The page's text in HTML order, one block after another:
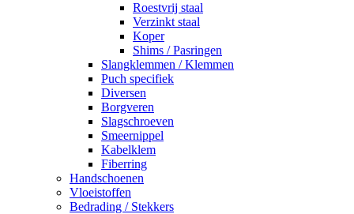
Roestvrij staal
Verzinkt staal
Koper
Shims / Pasringen
Slangklemmen / Klemmen
Puch specifiek
Diversen
Borgveren
Slagschroeven
Smeernippel
Kabelklem
Fiberring
Handschoenen
Vloeistoffen
Bedrading / Stekkers